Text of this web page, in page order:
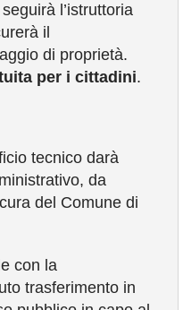
l’istruttoria
il
di proprietà.
per i cittadini.
tecnico darà
da
del Comune di
con la
trasferimento in